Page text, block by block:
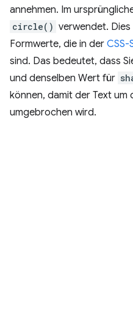
annehmen. Im
circle() verwendet.
Formwerte, die in der CSS-
sind. Das bedeutet, dass
und denselben Wert für
können, damit der Text um
umgebrochen wird.